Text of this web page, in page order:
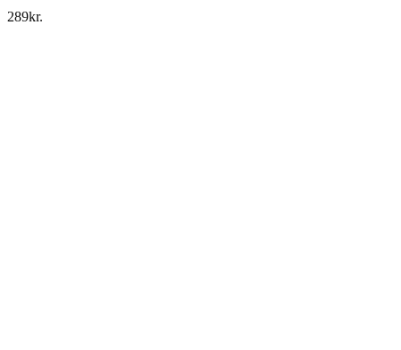
289kr.